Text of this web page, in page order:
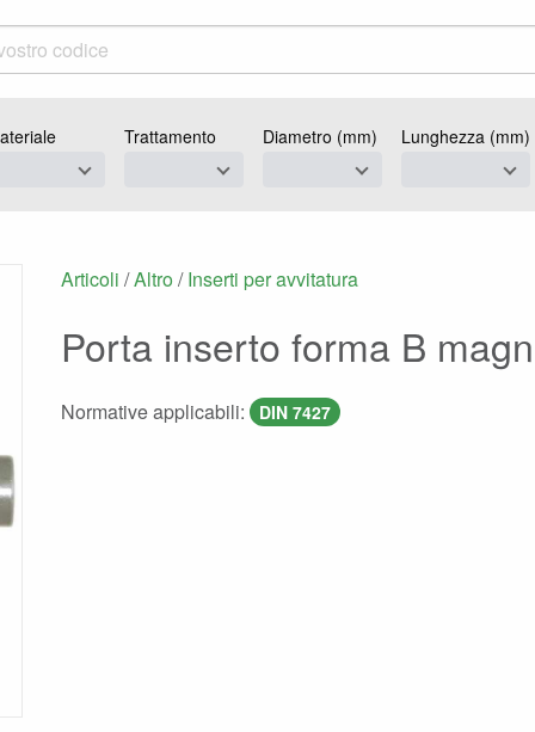
Trattamento Diametro (mm) Lunghezza (mm)
Articoli /Altro / Inserti per avvitatura
Porta inserto forma B
Normative applicabili: DIN 7427